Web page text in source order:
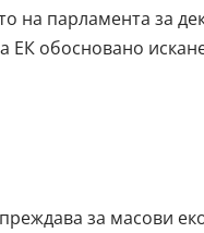
на парламента за
ЕК обосновано
за масови